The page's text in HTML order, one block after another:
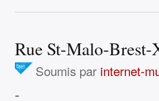
Rue St-Malo-
Soumis par internet-
-